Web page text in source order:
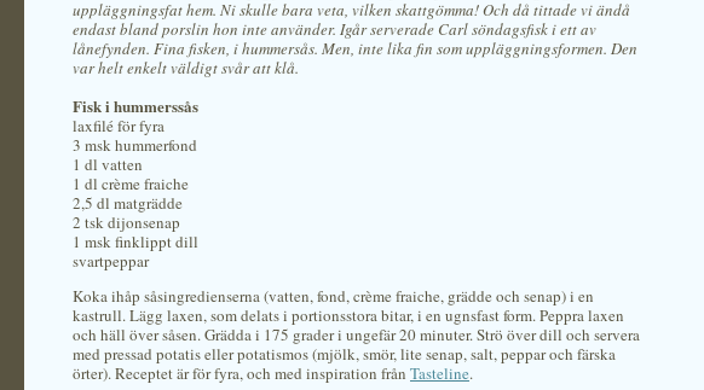
uppläggningsfat hem. Ni skulle bara veta, vilken skattgömma! Och då tittade vi ändå
endast bland porslin hon inte använder. Igår serverade Carl söndagsfisk i ett av
lånefynden. Fina fisken, i hummersås. Men, inte lika fin som uppläggningsformen. Den
var helt enkelt väldigt svår att klå.
Fisk i hummerssås
laxfilé för fyra
3 msk hummerfond
1 dl vatten
1 dl crème fraiche
2,5 dl matgrädde
2 tsk dijonsenap
1 msk finklippt dill
svartpeppar
Koka ihåp såsingredienserna (vatten, fond, crème fraiche, grädde och senap) i en
kastrull. Lägg laxen, som delats i portionsstora bitar, i en ugnsfast form. Peppra laxen
och häll över såsen. Grädda i 175 grader i ungefär 20 minuter. Strö över dill och servera
med pressad potatis eller potatismos (mjölk, smör, lite senap, salt, peppar och färska
örter). Receptet är för fyra, och med inspiration från Tasteline.